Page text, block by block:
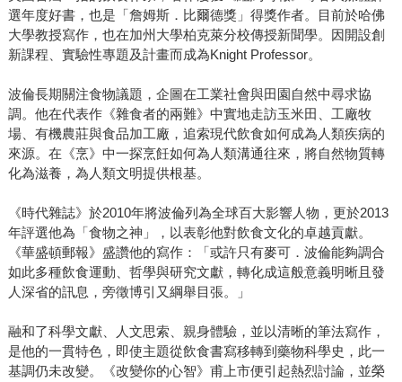
選年度好書，也是「詹姆斯．比爾德獎」得獎作者。目前於哈佛
大學教授寫作，也在加州大學柏克萊分校傳授新聞學。因開設創
新課程、實驗性專題及計畫而成為Knight Professor。
波倫長期關注食物議題，企圖在工業社會與田園自然中尋求協
調。他在代表作《雜食者的兩難》中實地走訪玉米田、工廠牧
場、有機農莊與食品加工廠，追索現代飲食如何成為人類疾病的
來源。在《烹》中一探烹飪如何為人類溝通往來，將自然物質轉
化為滋養，為人類文明提供根基。
《時代雜誌》於2010年將波倫列為全球百大影響人物，更於2013
年評選他為「食物之神」，以表彰他對飲食文化的卓越貢獻。
《華盛頓郵報》盛讚他的寫作：「或許只有麥可．波倫能夠調合
如此多種飲食運動、哲學與研究文獻，轉化成這般意義明晰且發
人深省的訊息，旁徵博引又綱舉目張。」
融和了科學文獻、人文思索、親身體驗，並以清晰的筆法寫作，
是他的一貫特色，即使主題從飲食書寫移轉到藥物科學史，此一
基調仍未改變。《改變你的心智》甫上市便引起熱烈討論，並榮